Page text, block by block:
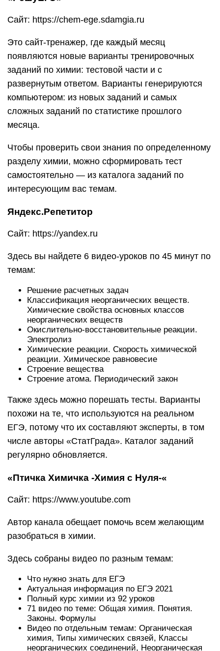
Сайт: https://chem-ege.sdamgia.ru
Это сайт-тренажер, где каждый месяц
появляются новые варианты тренировочных
заданий по химии: тестовой части и с
развернутым ответом. Варианты генерируются
компьютером: из новых заданий и самых
сложных заданий по статистике прошлого
месяца.
Чтобы проверить свои знания по определенному
разделу химии, можно сформировать тест
самостоятельно — из каталога заданий по
интересующим вас темам.
Яндекс.Репетитор
Сайт: https://yandex.ru
Здесь вы найдете 6 видео-уроков по 45 минут по
темам:
Решение расчетных задач
Классификация неорганических веществ.
Химические свойства основных классов
неорганических веществ
Окислительно-восстановительные реакции.
Электролиз
Химические реакции. Скорость химической
реакции. Химическое равновесие
Строение вещества
Строение атома. Периодический закон
Также здесь можно порешать тесты. Варианты
похожи на те, что используются на реальном
ЕГЭ, потому что их составляют эксперты, в том
числе авторы «СтатГрада». Каталог заданий
регулярно обновляется.
«Птичка Химичка -Химия с Нуля-«
Сайт: https://www.youtube.com
Автор канала обещает помочь всем желающим
разобраться в химии.
Здесь собраны видео по разным темам:
Что нужно знать для ЕГЭ
Актуальная информация по ЕГЭ 2021
Полный курс химии из 92 уроков
71 видео по теме: Общая химия. Понятия.
Законы. Формулы
Видео по отдельным темам: Органическая
химия, Типы химических связей, Классы
неорганических соединений, Неорганическая